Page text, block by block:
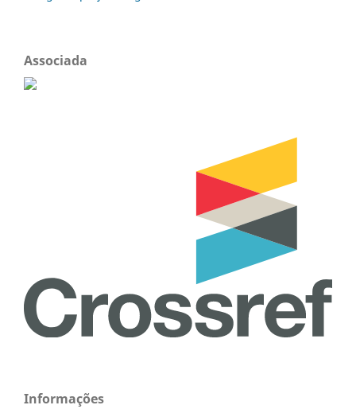
Associada
Informações